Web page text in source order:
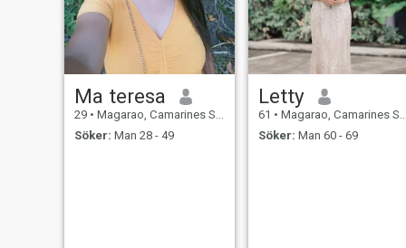
Ma teresa
29 • Magarao, Camarines Sur, Filippinerna
Söker: Man 28 - 49
Letty
61 • Magarao, Camarines Sur, Filippinerna
Söker: Man 60 - 69